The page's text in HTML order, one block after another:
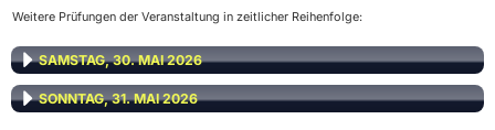
Weitere Prüfungen der Veranstaltung in zeitlicher Reihenfolge:
SAMSTAG, 30. MAI 2026
SONNTAG, 31. MAI 2026